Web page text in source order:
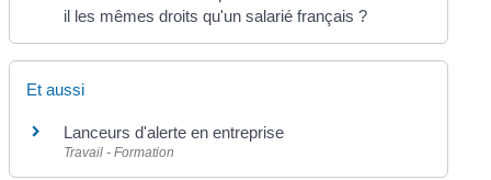
il les mêmes droits qu'un salarié français ?
Et aussi
Lanceurs d'alerte en entreprise
Travail - Formation